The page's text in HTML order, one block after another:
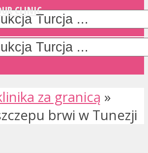
CLINIC
za granicą »
brwi w Tunezji